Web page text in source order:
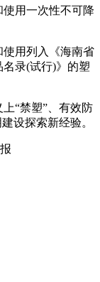
用一次性不可降
用列入《海南省
录(试行)》的塑
“禁塑”、有效防
设探索新经验。